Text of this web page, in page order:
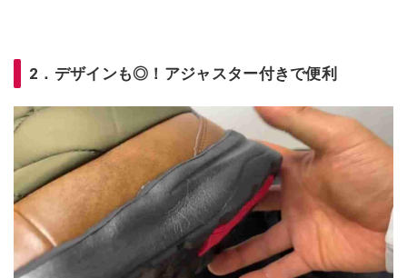
2．デザインも◎！アジャスター付きで便利